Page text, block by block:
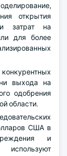
открытия
затрат на
для более
выхода на
одобрения
области.
США в
и
используют